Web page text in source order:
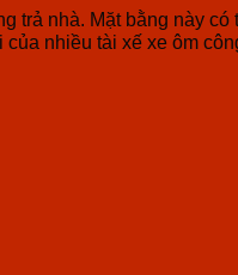
trả nhà. Mặt bằng này có
nhiều tài xế xe ôm